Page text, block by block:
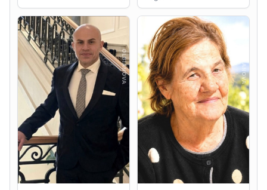
Giuseppe Saba
5 agosto 2026
Maria Antonietta Orrù
ved. Peddio
5 agosto 2026